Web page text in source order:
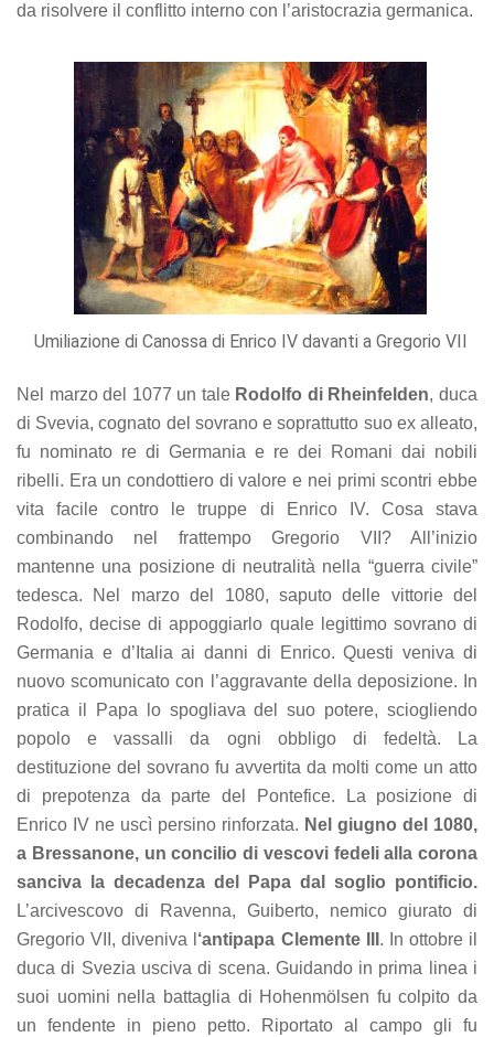
da risolvere il conflitto interno con l’aristocrazia germanica.
Umiliazione di Canossa di Enrico IV davanti a Gregorio VII
Nel marzo del 1077 un tale Rodolfo di Rheinfelden, duca
di Svevia, cognato del sovrano e soprattutto suo ex alleato,
fu nominato re di Germania e re dei Romani dai nobili
ribelli. Era un condottiero di valore e nei primi scontri ebbe
vita facile contro le truppe di Enrico IV. Cosa stava
combinando nel frattempo Gregorio VII? All’inizio
mantenne una posizione di neutralità nella “guerra civile”
tedesca. Nel marzo del 1080, saputo delle vittorie del
Rodolfo, decise di appoggiarlo quale legittimo sovrano di
Germania e d’Italia ai danni di Enrico. Questi veniva di
nuovo scomunicato con l’aggravante della deposizione. In
pratica il Papa lo spogliava del suo potere, sciogliendo
popolo e vassalli da ogni obbligo di fedeltà. La
destituzione del sovrano fu avvertita da molti come un atto
di prepotenza da parte del Pontefice. La posizione di
Enrico IV ne uscì persino rinforzata. Nel giugno del 1080,
a Bressanone, un concilio di vescovi fedeli alla corona
sanciva la decadenza del Papa dal soglio pontificio.
L’arcivescovo di Ravenna, Guiberto, nemico giurato di
Gregorio VII, diveniva l ‘antipapa Clemente III . In ottobre il
duca di Svezia usciva di scena. Guidando in prima linea i
suoi uomini nella battaglia di Hohenmölsen fu colpito da
un fendente in pieno petto. Riportato al campo gli fu